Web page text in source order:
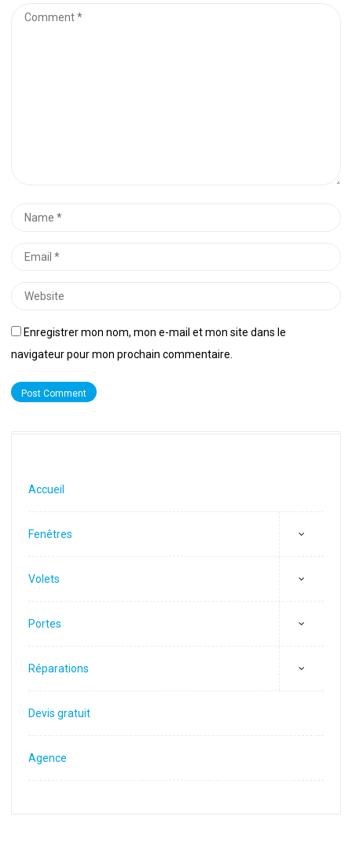
Comment
Name
Email
Website
Enregistrer mon nom, mon e-mail et mon site dans le
navigateur pour mon prochain commentaire.
Accueil
Fenêtres
Volets
Portes
Réparations
Devis gratuit
Agence